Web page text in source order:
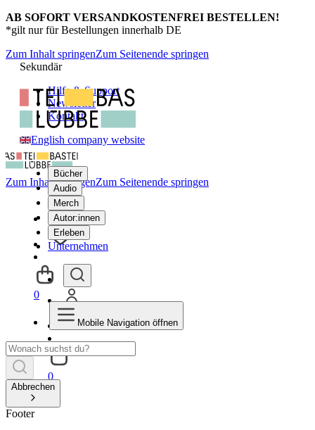
AB SOFORT VERSANDKOSTENFREI BESTELLEN!
*gilt nur für Bestellungen innerhalb DE
Zum Inhalt springenZum Seitenende springen
Sekundär
Hilfe & Support
Newsletter
Kontakt
English company website
Bücher
Audio
Merch
Autor:innen
Erleben
Unternehmen
0
Zum Inhalt springenZum Seitenende springen
0
Mobile Navigation öffnen
Abbrechen
Footer